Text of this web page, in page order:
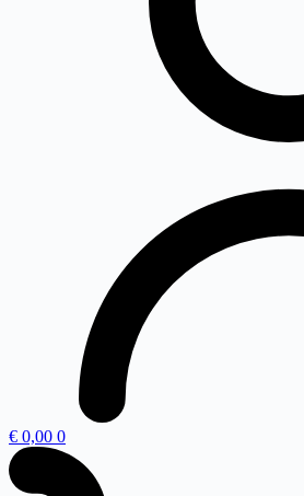
€ 0,00 0